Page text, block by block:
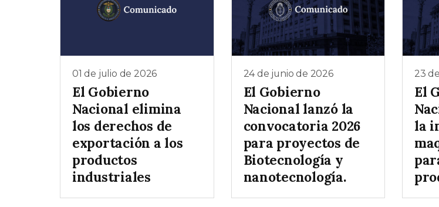
01 de julio de 2026
El Gobierno
Nacional elimina
los derechos de
exportación a los
productos
industriales
24 de junio de 2026
El Gobierno
Nacional lanzó la
convocatoria 2026
para proyectos de
Biotecnología y
nanotecnología.
23
El
la